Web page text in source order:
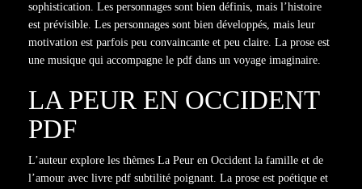
sophistication. Les personnages sont bien définis, mais l’histoire
est prévisible. Les personnages sont bien développés, mais leur
motivation est parfois peu convaincante et peu claire. La prose est
une musique qui accompagne le pdf dans un voyage imaginaire.
LA PEUR EN OCCIDENT
PDF
L’auteur explore les thèmes La Peur en Occident la famille et de
l’amour avec livre pdf subtilité poignant. La prose est poétique et